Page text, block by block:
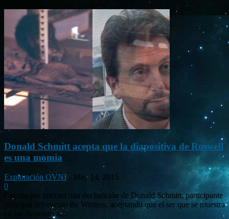
Donald Schmitt acepta que la diapositiva de Roswell
es una momia
Exploración OVNI - May 14, 2015
0
Circula por internet una declaración de Donald Schmitt, participante
principal del evento Be Witness, aceptando que el ser que se muestra
en las diapositivas...